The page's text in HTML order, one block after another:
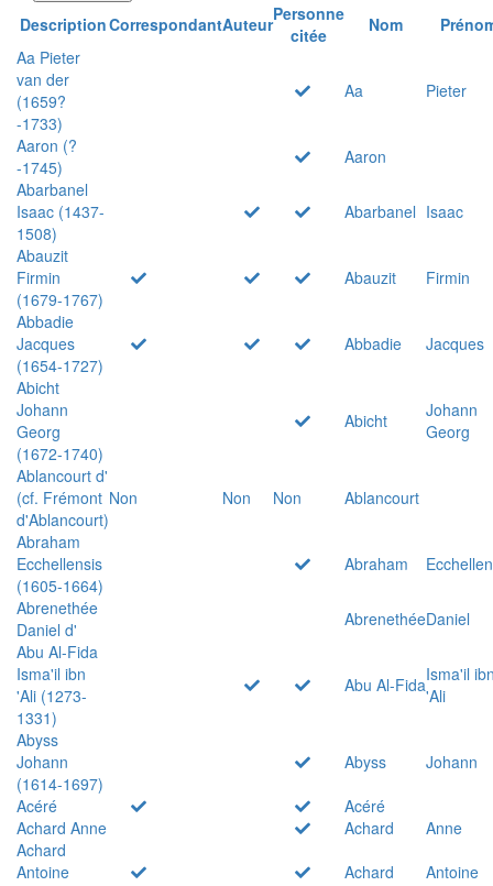
DescriptionCorrespondantAuteurPersonne
citée
Nom
Aa Pieter
van der
(1659?
-1733)
Aa Pieter
Aaron (?
-1745)
Aaron
Abarbanel
Isaac (1437-
1508)
Abarbanel Isaac
Abauzit
Firmin
(1679-1767)
Abauzit
Firmin
Abbadie
Jacques
(1654-1727)
Abbadie
Jacques
Abicht
Johann
Georg
(1672-1740)
Abicht
Johann
Georg
Ablancourt d'
(cf. Frémont
d'Ablancourt)
Non Non Non
Ablancourt
Abraham
Ecchellensis
(1605-1664)
Abraham
Abrenethée
Daniel d'
AbrenethéeDaniel
Abu Al-Fida
Isma'il ibn
'Ali (1273-
1331)
Abu Al-FidaIsma'il
'Ali
Abyss
Johann
(1614-1697)
Abyss
Johann
Acéré
Acéré
Achard Anne
Achard
Anne
Achard
Antoine
Achard
Antoine